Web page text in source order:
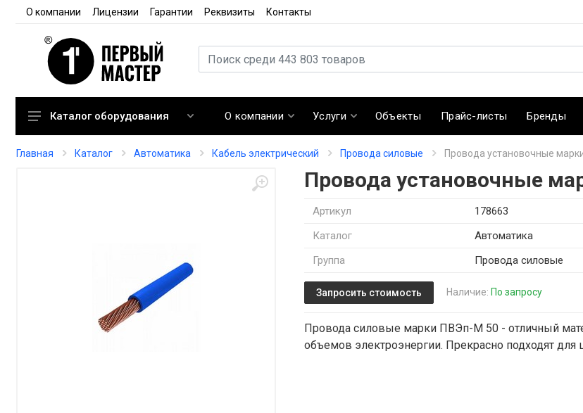
О компании Лицензии Гарантии Реквизиты Контакты
Кондиционирование
Каталог оборудования О компании Услуги Объекты Прайс-листы Бренды
Главная Каталог Автоматика Кабель электрический Провода силовые Провода установочные
Провода установочные
Артикул
178663
Каталог
Автоматика
Группа
Провода силовые
Запросить стоимость Наличие: По запросу
Провода силовые марки ПВЭп-М 50 - отличный
объемов электроэнергии. Прекрасно подходят для